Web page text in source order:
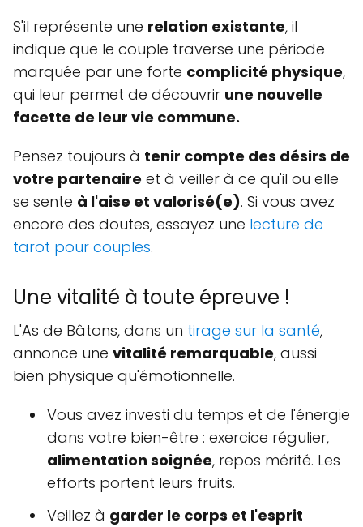
S'il représente une relation existante, il
indique que le couple traverse une période
marquée par une forte complicité physique,
qui leur permet de découvrir une nouvelle
facette de leur vie commune.
Pensez toujours à tenir compte des désirs de
votre partenaire et à veiller à ce qu'il ou elle
se sente à l'aise et valorisé(e). Si vous avez
encore des doutes, essayez une lecture de
tarot pour couples.
Une vitalité à toute épreuve !
L'As de Bâtons, dans un tirage sur la santé,
annonce une vitalité remarquable, aussi
bien physique qu'émotionnelle.
Vous avez investi du temps et de l'énergie
dans votre bien-être : exercice régulier,
alimentation soignée, repos mérité. Les
efforts portent leurs fruits.
Veillez à garder le corps et l'esprit